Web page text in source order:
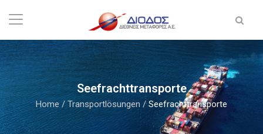
Seefrachttransporte
Home/ Transportlösungen/Seefrachttransporte